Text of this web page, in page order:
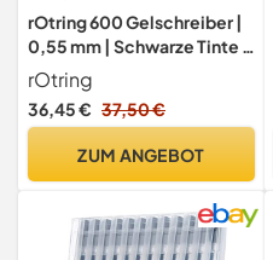
rOtring 600 Gelschreiber |
0,55 mm | Schwarze Tinte |
Silberfarbenes
Schreibgerät mit
Metallschaft | Rutschfeste,
Sechskantschaft |
rOtring
36,45 € 37,50 €
ZUM ANGEBOT